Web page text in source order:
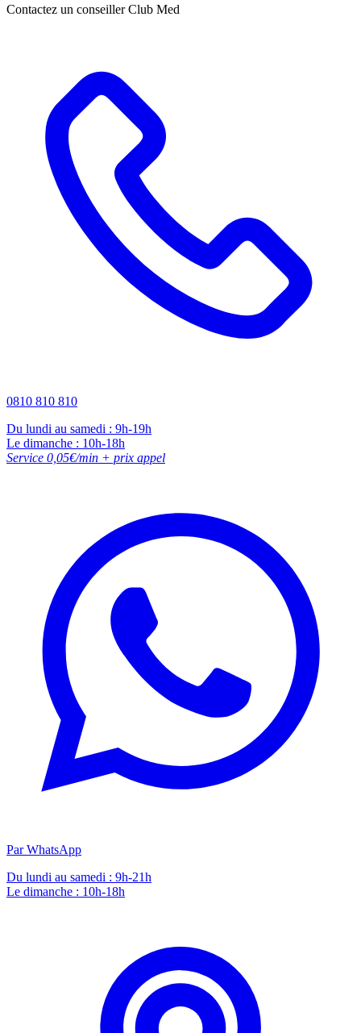
Contactez un conseiller Club Med
0810 810 810
Du lundi au samedi : 9h-19h
Le dimanche : 10h-18h
Service 0,05€/min + prix appel
Par WhatsApp
Du lundi au samedi : 9h-21h
Le dimanche : 10h-18h